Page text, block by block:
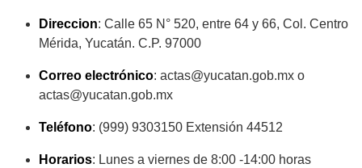
Direccion: Calle 65 N° 520, entre 64 y 66, Col. Centro
Mérida, Yucatán. C.P. 97000
Correo electrónico: actas@yucatan.gob.mx o
actas@yucatan.gob.mx
Teléfono: (999) 9303150 Extensión 44512
Horarios: Lunes a viernes de 8:00 -14:00 horas